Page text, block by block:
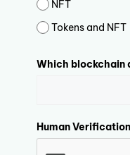
NFT
Tokens and NFT
Which blockchain
Human Verification